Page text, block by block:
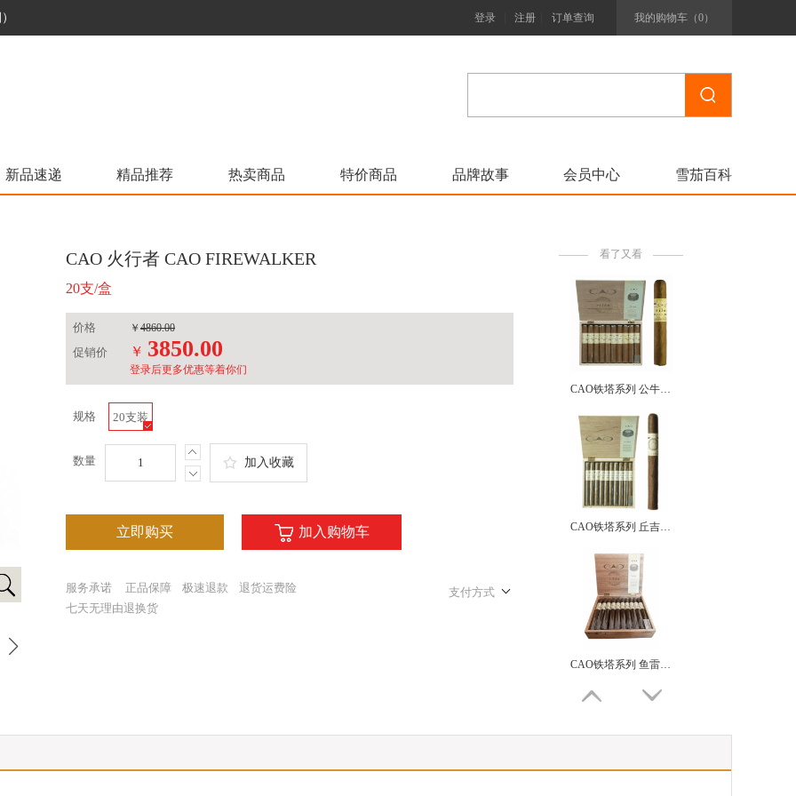
登录 注册 订单查询 我的购物车（0）
新品速递 精品推荐 热卖商品 特价商品 品牌故事 会员中心 雪茄百科
CAO 火行者 CAO FIREWALKER
20支/盒
价格 ￥ 4860.00
促销价 ￥ 3850.00
登录后更多优惠等着你们
规格 20支装
数量 加入收藏
立即购买 加入购物车
服务承诺 正品保障 极速退款
退货运费险
七天无理由退换货
支付方式
看了又看
CAO铁塔系列 公牛 Nicaragua CAO Pilón 20 Toro
CAO铁塔系列 丘吉尔 Nicaragua CAO Pilón 20 Churchill
CAO铁塔系列 鱼雷 CAO Tower Series Torpedoes